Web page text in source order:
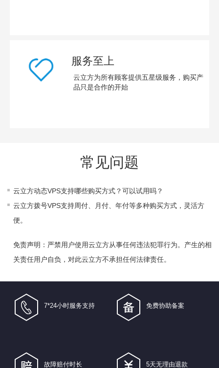
服务至上
云立方为所有顾客提供五星级服务，购买产
品只是合作的开始
常见问题
云立方动态VPS支持哪些购买方式？可以试用吗？
云立方拨号VPS支持周付、月付、年付等多种购买方式，灵活方
便。
免责声明：严禁用户使用云立方从事任何违法犯罪行为。产生的相
关责任用户自负，对此云立方不承担任何法律责任。
7*24小时服务支持 免费协助备案
故障赔付时长 5天无理由退款